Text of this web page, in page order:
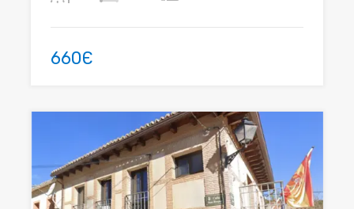
660Є